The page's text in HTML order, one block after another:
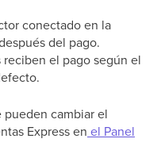
conectado en la
del pago.
el pago según el
pueden cambiar el
Express en el Panel